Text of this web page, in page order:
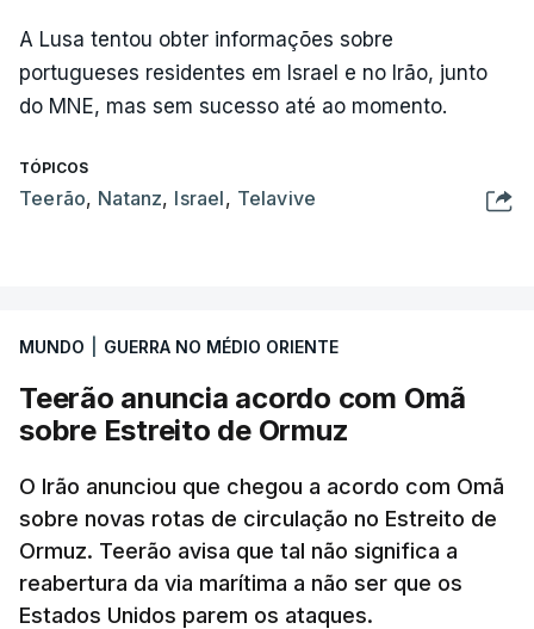
A Lusa tentou obter informações sobre
portugueses residentes em Israel e no Irão, junto
do MNE, mas sem sucesso até ao momento.
TÓPICOS
Teerão, Natanz, Israel, Telavive
MUNDO GUERRA NO MÉDIO ORIENTE
Teerão anuncia acordo com Omã
sobre Estreito de Ormuz
O Irão anunciou que chegou a acordo com Omã
sobre novas rotas de circulação no Estreito de
Ormuz. Teerão avisa que tal não significa a
reabertura da via marítima a não ser que os
Estados Unidos parem os ataques.